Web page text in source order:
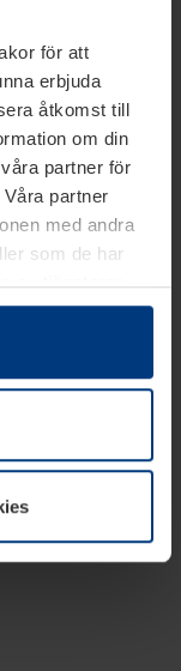
för att
erbjuda
åtkomst till
om din
partner för
partner
med andra
som de har
av tjänsterna.
om de är
webbplatsen.
eller återkalla i